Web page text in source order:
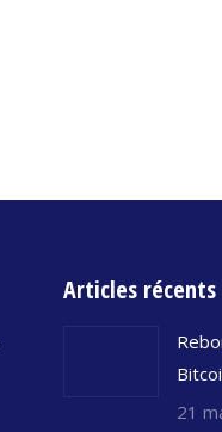
Articles récents
21